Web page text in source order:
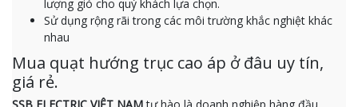
lượng gió cho quý khách lựa chọn.
Sử dụng rộng rãi trong các môi trường khắc nghiệt khác
nhau
Mua quạt hướng trục cao áp ở đâu uy tín,
giá rẻ.